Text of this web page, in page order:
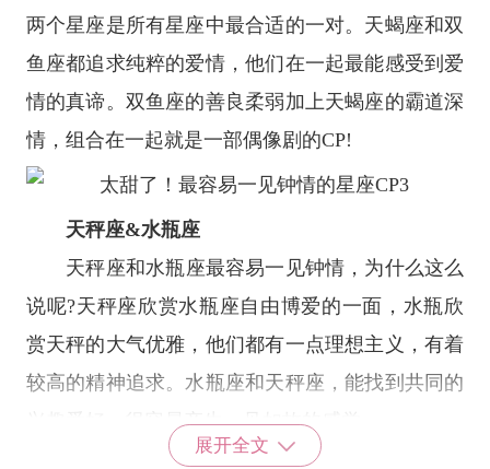
两个星座是所有星座中最合适的一对。天蝎座和双
鱼座都追求纯粹的爱情，他们在一起最能感受到爱
情的真谛。双鱼座的善良柔弱加上天蝎座的霸道深
情，组合在一起就是一部偶像剧的CP!
天秤座&水瓶座
天秤座和水瓶座最容易一见钟情，为什么这么
说呢?天秤座欣赏水瓶座自由博爱的一面，水瓶欣
赏天秤的大气优雅，他们都有一点理想主义，有着
较高的精神追求。水瓶座和天秤座，能找到共同的
兴趣爱好，很容易产生一见如故的感觉。
星座乐原创文章，转载需注明出处
展开全文